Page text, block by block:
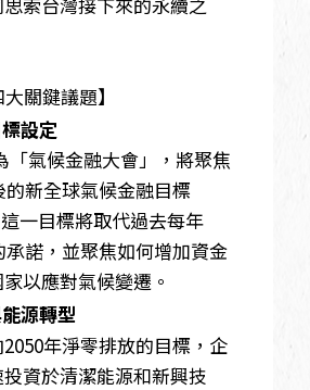
大關鍵議題】
設定
「氣候金融大會」，將聚焦
的新全球氣候金融目標
這一目標將取代過去每年
承諾，並聚焦如何增加資金
以應對氣候變遷。
源轉型
年淨零排放的目標，企
資於清潔能源和新興技